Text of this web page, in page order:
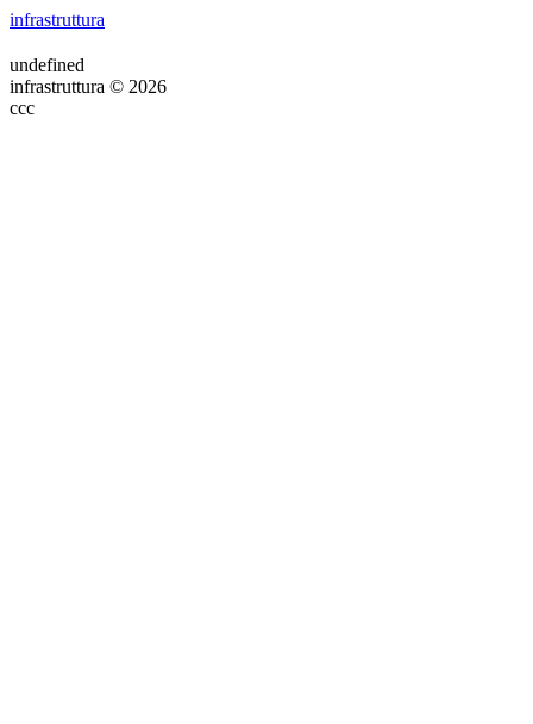
infrastruttura
undefined
infrastruttura © 2026
ссс